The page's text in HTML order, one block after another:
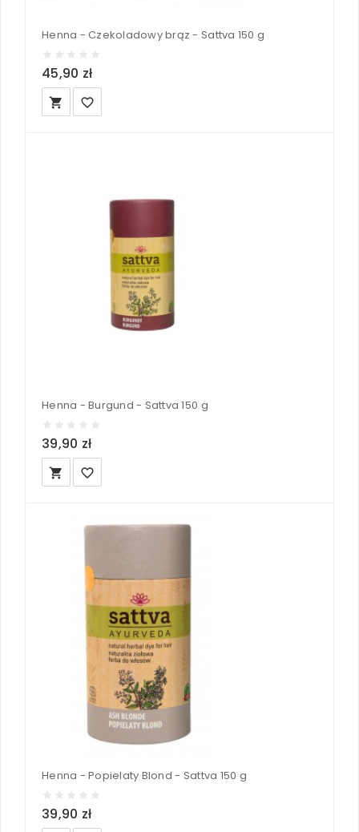
Henna - Czekoladowy brąz - Sattva 150 g
45,90 zł
local_grocery_store favorite_border
Henna - Burgund - Sattva 150 g
39,90 zł
local_grocery_store favorite_border
Henna - Popielaty Blond - Sattva 150 g
39,90 zł